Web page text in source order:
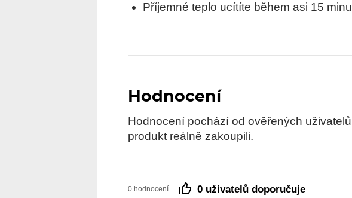
Příjemné teplo ucítíte během asi 15
Hodnocení
Hodnocení pochází od ověřených
produkt reálně zakoupili.
0 hodnocení 0 uživatelů doporučuje